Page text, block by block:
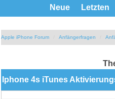
Neue Letzten
Apple iPhone Forum Anfängerfragen
Iphone 4s iTunes